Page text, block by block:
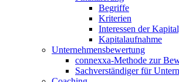
Begriffe
Kriterien
Interessen der
Kapitalaufnahme
Unternehmensbewertung
connexxa-Methode zur
Sachverständiger für